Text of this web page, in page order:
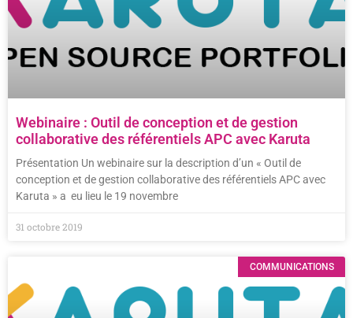
Webinaire : Outil de conception et de gestion
collaborative des référentiels APC avec Karuta
Présentation Un webinaire sur la description d’un « Outil de
conception et de gestion collaborative des référentiels APC avec
Karuta » a eu lieu le 19 novembre
31 octobre 2019
COMMUNICATIONS